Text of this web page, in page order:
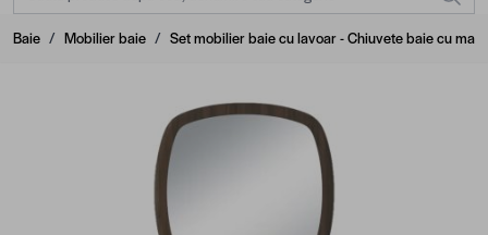
Baie / Mobilier baie / Set mobilier baie cu lavoar - Chiuvete baie cu